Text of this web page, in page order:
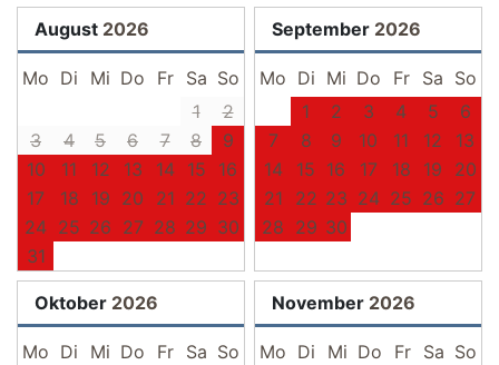
August 2026
Mo Di Mi Do Fr Sa So
1
2
3
4 5 6 7 8
9
10
11 12 13 14 15
16
17
18 19 20 21 22 23
24 25 26 27 28 29 30
31
September 2026
Mo Di Mi Do Fr Sa So
1
2 3 4 5
6
7
8 9 10 11 12
13
14
15 16 17 18 19
20
21
22 23 24 25 26 27
28 29 30
Oktober 2026
Mo Di Mi Do Fr Sa So
November 2026
Mo Di Mi Do Fr Sa So